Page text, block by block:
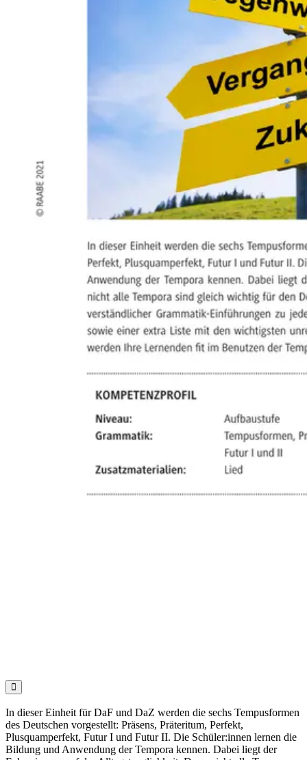

In dieser Einheit für DaF und DaZ werden die sechs Tempusformen
des Deutschen vorgestellt: Präsens, Präteritum, Perfekt,
Plusquamperfekt, Futur I und Futur II. Die Schüler:innen lernen die
Bildung und Anwendung der Tempora kennen. Dabei liegt der